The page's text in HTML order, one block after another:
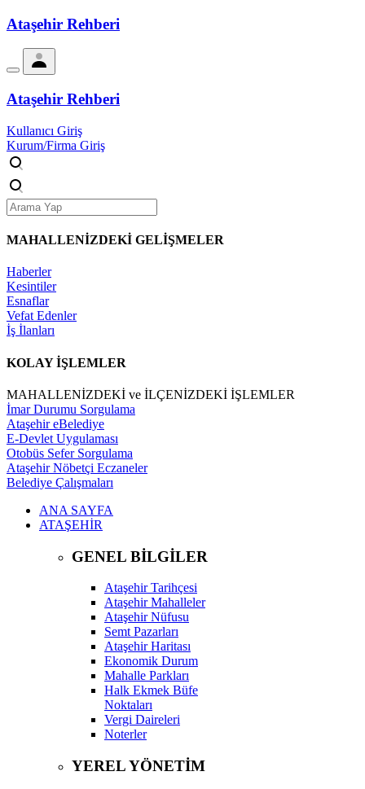
Ataşehir Rehberi
Ataşehir Rehberi
Kullanıcı Giriş
Kurum/Firma Giriş
MAHALLENİZDEKİ GELİŞMELER
Haberler
Kesintiler
Esnaflar
Vefat Edenler
İş İlanları
KOLAY İŞLEMLER
MAHALLENİZDEKİ ve İLÇENİZDEKİ İŞLEMLER
İmar Durumu Sorgulama
Ataşehir eBelediye
E-Devlet Uygulaması
Otobüs Sefer Sorgulama
Ataşehir Nöbetçi Eczaneler
Belediye Çalışmaları
ANA SAYFA
ATAŞEHİR
GENEL BİLGİLER
Ataşehir Tarihçesi
Ataşehir Mahalleler
Ataşehir Nüfusu
Semt Pazarları
Ataşehir Haritası
Ekonomik Durum
Mahalle Parkları
Halk Ekmek Büfe
Noktaları
Vergi Daireleri
Noterler
YEREL YÖNETİM